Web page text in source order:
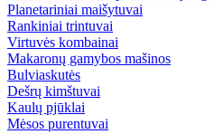
Planetariniai maišytuvai
Rankiniai trintuvai
Virtuvės kombainai
Makaronų gamybos mašinos
Bulviaskutės
Dešrų kimštuvai
Kaulų pjūklai
Mėsos purentuvai